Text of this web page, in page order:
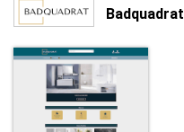
Badquadrat